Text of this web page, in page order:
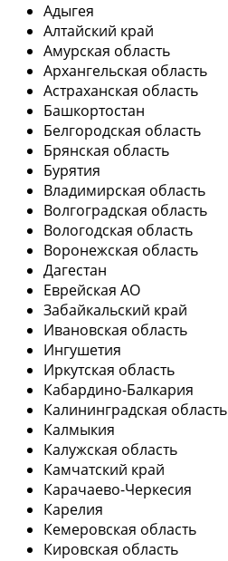
Адыгея
Алтайский край
Амурская область
Архангельская область
Астраханская область
Башкортостан
Белгородская область
Брянская область
Бурятия
Владимирская область
Волгоградская область
Вологодская область
Воронежская область
Дагестан
Еврейская АО
Забайкальский край
Ивановская область
Ингушетия
Иркутская область
Кабардино-Балкария
Калининградская область
Калмыкия
Калужская область
Камчатский край
Карачаево-Черкесия
Карелия
Кемеровская область
Кировская область